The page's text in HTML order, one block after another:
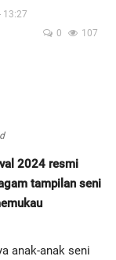
13:27
0
107
2024 resmi
tampilan seni
anak-anak seni